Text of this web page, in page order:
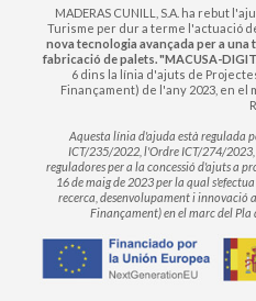
MADERAS CUNILL, S.A. ha rebut
Turisme per dur a terme l'actuació
nova tecnologia avançada per a
fabricació de palets. "MACUSA-
6 dins la línia d'ajuts de
Finançament) de l'any 2023, en el
Aquesta línia d'ajuda està regulada
ICT/235/2022, l'Ordre ICT/274/
reguladores per a la concessió d'ajuts a
16 de maig de 2023 per la qual
recerca, desenvolupament i innovació
Finançament) en el marc del Pla